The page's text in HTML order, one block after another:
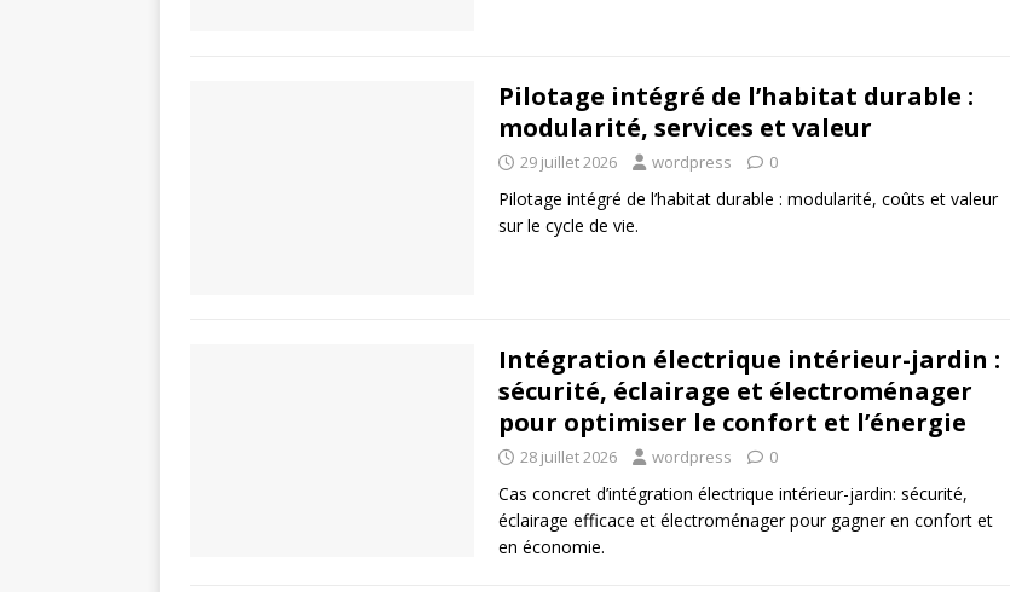
Pilotage intégré de l’habitat durable :
modularité, services et valeur
29 juillet 2026 wordpress 0
Pilotage intégré de l’habitat durable : modularité, coûts et valeur
sur le cycle de vie.
Intégration électrique intérieur-jardin :
sécurité, éclairage et électroménager
pour optimiser le confort et l’énergie
28 juillet 2026 wordpress 0
Cas concret d’intégration électrique intérieur-jardin: sécurité,
éclairage efficace et électroménager pour gagner en confort et
en économie.